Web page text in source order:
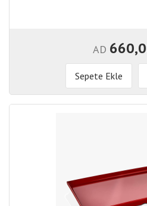
AD
Sepete Ekle